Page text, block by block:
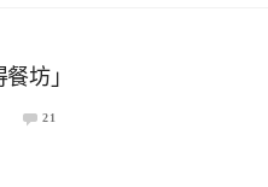
坊」
21